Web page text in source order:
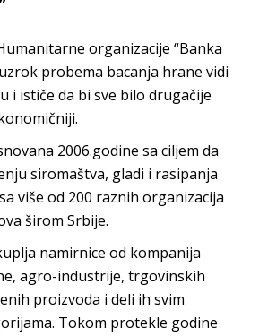
organizacije “Banka
probema bacanja hrane vidi
i ističe da bi sve bilo drugačije
2006.godine sa ciljem da
siromaštva, gladi i rasipanja
više od 200 raznih organizacija
širom Srbije.
namirnice od kompanija
agro-industrije, trgovinskih
proizvoda i deli ih svim
Tokom protekle godine